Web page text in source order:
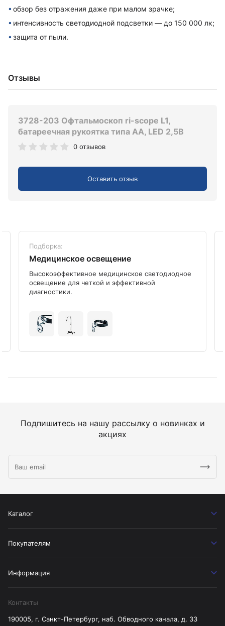
обзор без отражения даже при малом зрачке;
интенсивность светодиодной подсветки — до 150 000 лк;
защита от пыли.
Отзывы
3728-203 Офтальмоскоп ri-scope L1,
батареечная рукоятка типа AA, LED 2,5В
0 отзывов
Оставить отзыв
Подборка:
Медицинское освещение
Высокоэффективное медицинское светодиодное
освещение для четкой и эффективной
диагностики.
Подпишитесь на нашу рассылку о новинках и
акциях
Каталог
Покупателям
Информация
Контакты
190005, г. Санкт-Петербург, наб. Обводного канала, д. 33